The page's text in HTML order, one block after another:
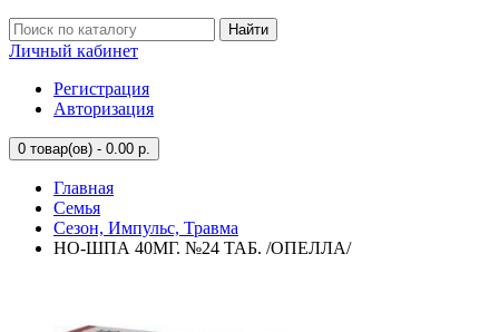
Найти
Личный кабинет
Регистрация
Авторизация
0 товар(ов) - 0.00 р.
Главная
Семья
Сезон, Импульс, Травма
НО-ШПА 40МГ. №24 ТАБ. /ОПЕЛЛА/